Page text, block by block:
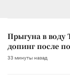
Прыгуна в воду
допинг после
33 минуты назад